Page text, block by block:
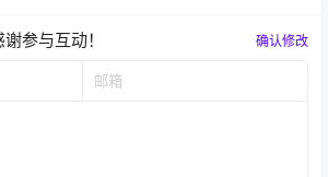
参与互动！ 确认修改